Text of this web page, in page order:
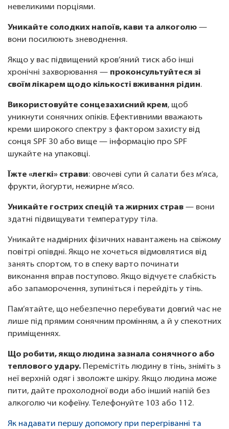
невеликими порціями.
Уникайте солодких напоїв, кави та алкоголю —
вони посилюють зневоднення.
Якщо у вас підвищений кров’яний тиск або інші
хронічні захворювання — проконсультуйтеся зі
своїм лікарем щодо кількості вживання рідин.
Використовуйте сонцезахисний крем, щоб
уникнути сонячних опіків. Ефективними вважають
креми широкого спектру з фактором захисту від
сонця SPF 30 або вище — інформацію про SPF
шукайте на упаковці.
Їжте «легкі» страви: овочеві супи й салати без м’яса,
фрукти, йогурти, нежирне м’ясо.
Уникайте гострих спецій та жирних страв — вони
здатні підвищувати температуру тіла.
Уникайте надмірних фізичних навантажень на свіжому
повітрі опівдні. Якщо не хочеться відмовлятися від
занять спортом, то в спеку варто починати
виконання вправ поступово. Якщо відчуєте слабкість
або запаморочення, зупиніться і перейдіть у тінь.
Пам’ятайте, що небезпечно перебувати довгий час не
лише під прямим сонячним промінням, а й у спекотних
приміщеннях.
Що робити, якщо людина зазнала сонячного або
теплового удару. Перемістіть людину в тінь, зніміть з
неї верхній одяг і зволожте шкіру. Якщо людина може
пити, дайте прохолодної води або інший напій без
алкоголю чи кофеїну. Телефонуйте 103 або 112.
Як надавати першу допомогу при перегріванні та